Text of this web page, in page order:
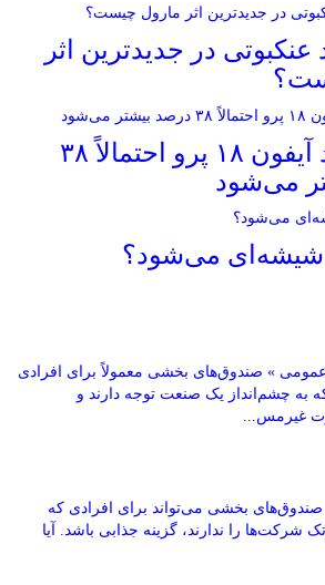
در جدیدترین اثر
هزینه تولید آیفون ۱۸ پرو احتمالاً ۳۸
می‌شود
» صندوق‌های بخشی معمولاً برای افرادی
به چشم‌انداز یک صنعت توجه دارند و
غیرمس...
بخشی می‌تواند برای افرادی که
را ندارند، گزینه جذابی باشد. آیا